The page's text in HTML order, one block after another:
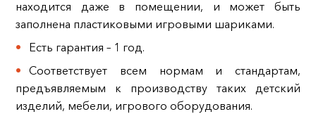
находится даже в помещении, и может быть
заполнена пластиковыми игровыми шариками.
Есть гарантия – 1 год.
Соответствует всем нормам и стандартам,
предъявляемым к производству таких детский
изделий, мебели, игрового оборудования.